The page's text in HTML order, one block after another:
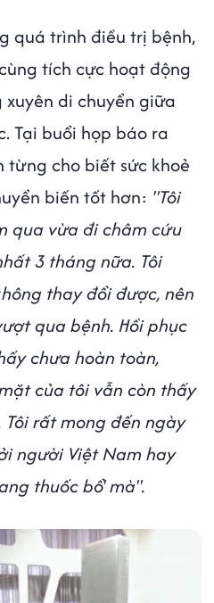
quá trình điều trị bệnh,
tích cực hoạt động
di chuyển giữa
Tại buổi họp báo ra
từng cho biết sức khoẻ
biến tốt hơn: "Tôi
qua vừa đi châm cứu
3 tháng nữa. Tôi
thay đổi được, nên
qua bệnh. Hồi phục
chưa hoàn toàn,
của tôi vẫn còn thấy
rất mong đến ngày
người Việt Nam hay
thuốc bổ' mà".